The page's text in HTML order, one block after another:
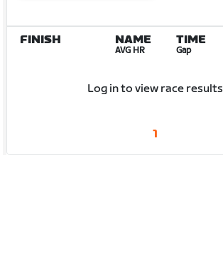
FINISH NAME
AVG HR
TIME
Gap
Log in to view race results
1